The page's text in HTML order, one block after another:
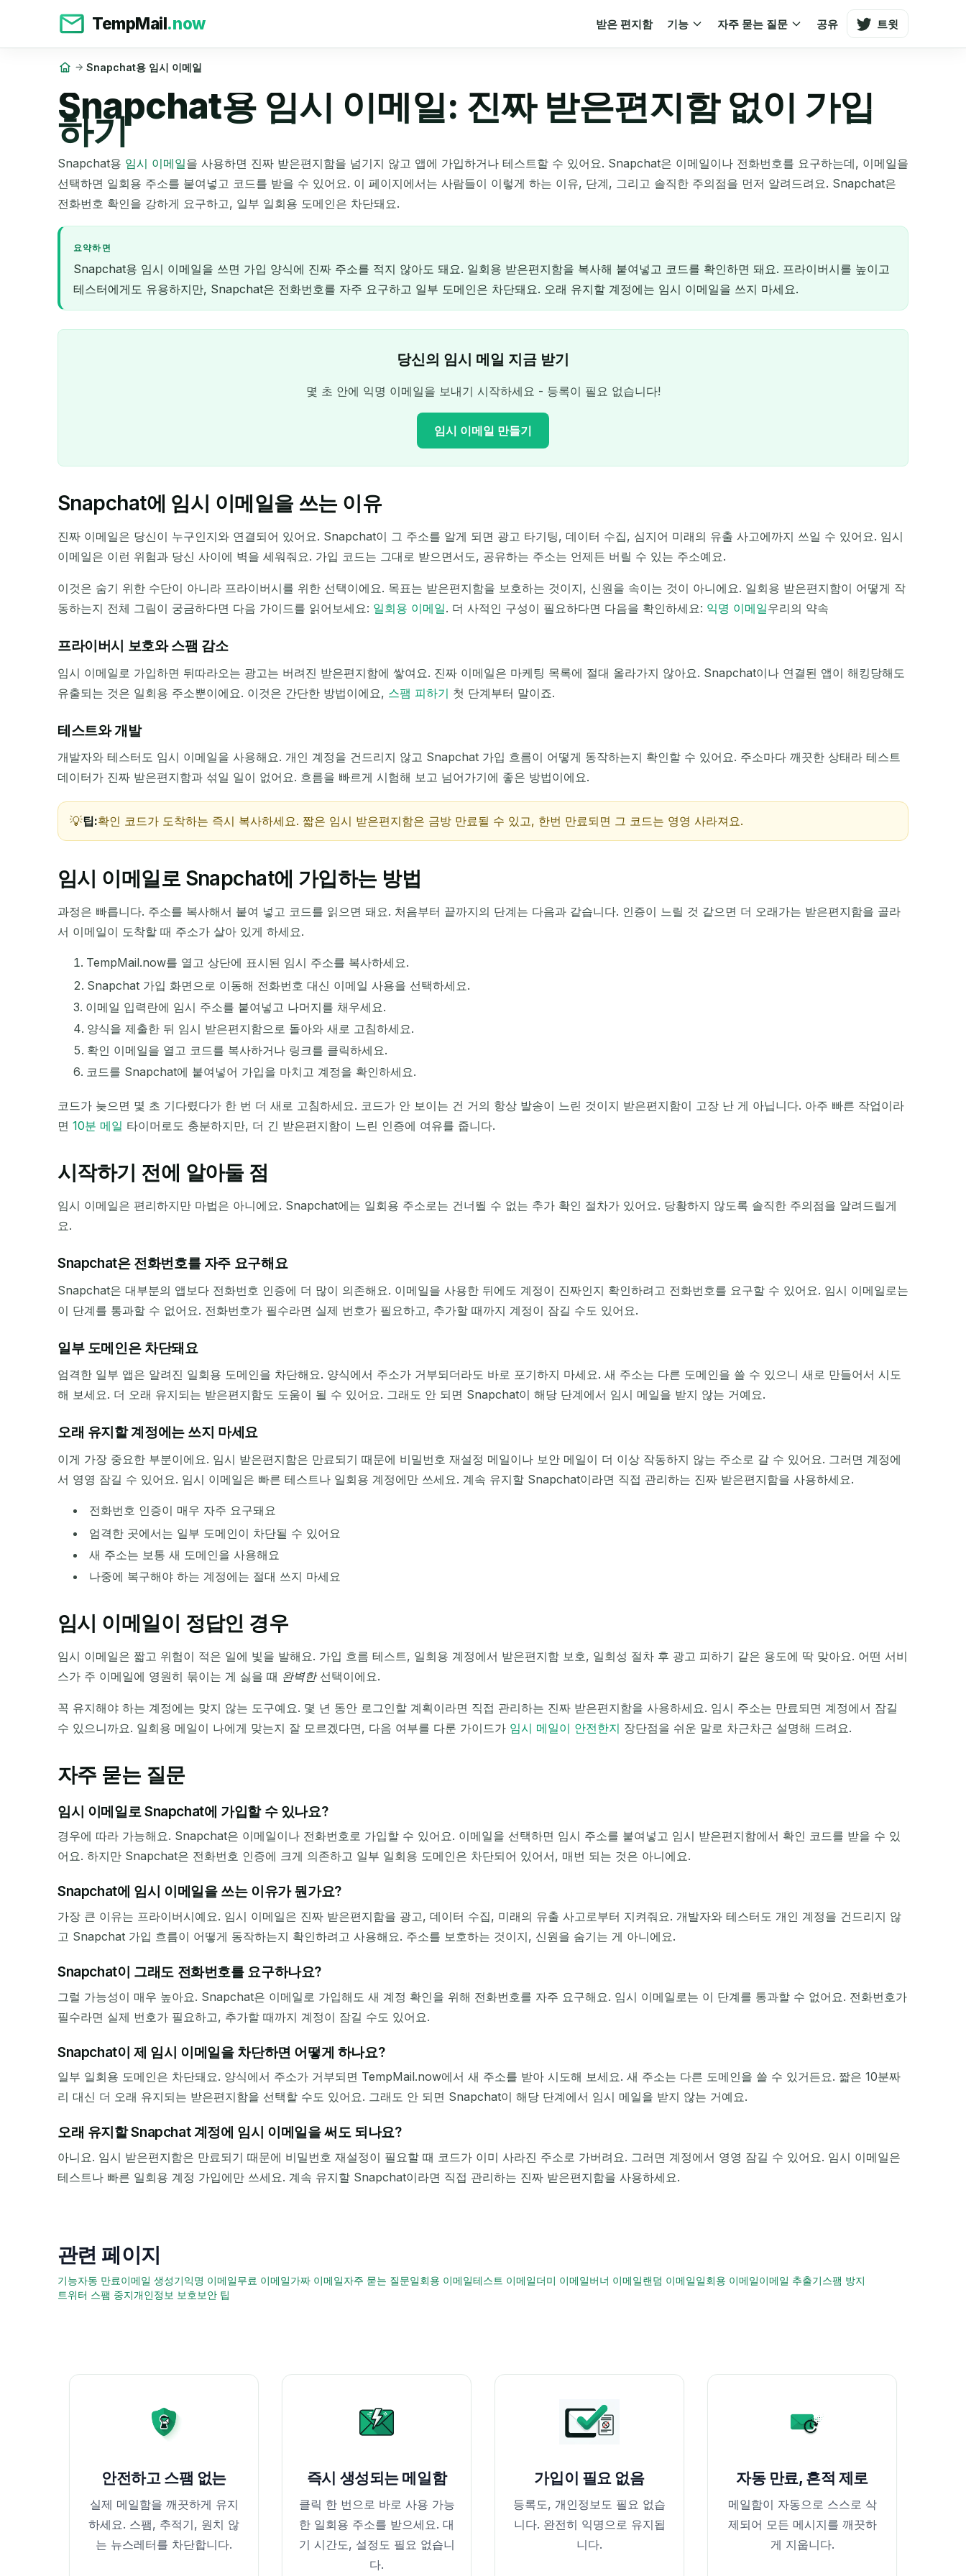
TempMail.now 받은 편지함 기능 자주 묻는 질문 공유 트윗
Snapchat용 임시 이메일
Snapchat용 임시 이메일: 진짜 받은편지함 없이 가입
하기
Snapchat용 임시 이메일을 사용하면 진짜 받은편지함을 넘기지 않고 앱에 가입하거나 테스트할 수 있어요. Snapchat은 이메일이나 전화번호를 요구하는데, 이메일을
선택하면 일회용 주소를 붙여넣고 코드를 받을 수 있어요. 이 페이지에서는 사람들이 이렇게 하는 이유, 단계, 그리고 솔직한 주의점을 먼저 알려드려요. Snapchat은
전화번호 확인을 강하게 요구하고, 일부 일회용 도메인은 차단돼요.
요약하면
Snapchat용 임시 이메일을 쓰면 가입 양식에 진짜 주소를 적지 않아도 돼요. 일회용 받은편지함을 복사해 붙여넣고 코드를 확인하면 돼요. 프라이버시를 높이고
테스터에게도 유용하지만, Snapchat은 전화번호를 자주 요구하고 일부 도메인은 차단돼요. 오래 유지할 계정에는 임시 이메일을 쓰지 마세요.
당신의 임시 메일 지금 받기
몇 초 안에 익명 이메일을 보내기 시작하세요 - 등록이 필요 없습니다!
임시 이메일 만들기
당신의 임시 이메일 주소:
복사 QR
선택한 항목 삭제 이메일 변경 새로 고침
보낸 사람 제목
Snapchat에 임시 이메일을 쓰는 이유
진짜 이메일은 당신이 누구인지와 연결되어 있어요. Snapchat이 그 주소를 알게 되면 광고 타기팅, 데이터 수집, 심지어 미래의 유출 사고에까지 쓰일 수 있어요. 임시
이메일은 이런 위험과 당신 사이에 벽을 세워줘요. 가입 코드는 그대로 받으면서도, 공유하는 주소는 언제든 버릴 수 있는 주소예요.
이것은 숨기 위한 수단이 아니라 프라이버시를 위한 선택이에요. 목표는 받은편지함을 보호하는 것이지, 신원을 속이는 것이 아니에요. 일회용 받은편지함이 어떻게 작
동하는지 전체 그림이 궁금하다면 다음 가이드를 읽어보세요: 일회용 이메일. 더 사적인 구성이 필요하다면 다음을 확인하세요: 익명 이메일우리의 약속
프라이버시 보호와 스팸 감소
임시 이메일로 가입하면 뒤따라오는 광고는 버려진 받은편지함에 쌓여요. 진짜 이메일은 마케팅 목록에 절대 올라가지 않아요. Snapchat이나 연결된 앱이 해킹당해도
유출되는 것은 일회용 주소뿐이에요. 이것은 간단한 방법이에요, 스팸 피하기 첫 단계부터 말이죠.
테스트와 개발
개발자와 테스터도 임시 이메일을 사용해요. 개인 계정을 건드리지 않고 Snapchat 가입 흐름이 어떻게 동작하는지 확인할 수 있어요. 주소마다 깨끗한 상태라 테스트
데이터가 진짜 받은편지함과 섞일 일이 없어요. 흐름을 빠르게 시험해 보고 넘어가기에 좋은 방법이에요.
팁:확인 코드가 도착하는 즉시 복사하세요. 짧은 임시 받은편지함은 금방 만료될 수 있고, 한번 만료되면 그 코드는 영영 사라져요.
임시 이메일로 Snapchat에 가입하는 방법
과정은 빠릅니다. 주소를 복사해서 붙여 넣고 코드를 읽으면 돼요. 처음부터 끝까지의 단계는 다음과 같습니다. 인증이 느릴 것 같으면 더 오래가는 받은편지함을 골라
서 이메일이 도착할 때 주소가 살아 있게 하세요.
TempMail.now를 열고 상단에 표시된 임시 주소를 복사하세요.
Snapchat 가입 화면으로 이동해 전화번호 대신 이메일 사용을 선택하세요.
이메일 입력란에 임시 주소를 붙여넣고 나머지를 채우세요.
양식을 제출한 뒤 임시 받은편지함으로 돌아와 새로 고침하세요.
확인 이메일을 열고 코드를 복사하거나 링크를 클릭하세요.
코드를 Snapchat에 붙여넣어 가입을 마치고 계정을 확인하세요.
코드가 늦으면 몇 초 기다렸다가 한 번 더 새로 고침하세요. 코드가 안 보이는 건 거의 항상 발송이 느린 것이지 받은편지함이 고장 난 게 아닙니다. 아주 빠른 작업이라
면 10분 메일 타이머로도 충분하지만, 더 긴 받은편지함이 느린 인증에 여유를 줍니다.
시작하기 전에 알아둘 점
임시 이메일은 편리하지만 마법은 아니에요. Snapchat에는 일회용 주소로는 건너뛸 수 없는 추가 확인 절차가 있어요. 당황하지 않도록 솔직한 주의점을 알려드릴게
요.
Snapchat은 전화번호를 자주 요구해요
Snapchat은 대부분의 앱보다 전화번호 인증에 더 많이 의존해요. 이메일을 사용한 뒤에도 계정이 진짜인지 확인하려고 전화번호를 요구할 수 있어요. 임시 이메일로는
이 단계를 통과할 수 없어요. 전화번호가 필수라면 실제 번호가 필요하고, 추가할 때까지 계정이 잠길 수도 있어요.
일부 도메인은 차단돼요
엄격한 일부 앱은 알려진 일회용 도메인을 차단해요. 양식에서 주소가 거부되더라도 바로 포기하지 마세요. 새 주소는 다른 도메인을 쓸 수 있으니 새로 만들어서 시도
해 보세요. 더 오래 유지되는 받은편지함도 도움이 될 수 있어요. 그래도 안 되면 Snapchat이 해당 단계에서 임시 메일을 받지 않는 거예요.
오래 유지할 계정에는 쓰지 마세요
이게 가장 중요한 부분이에요. 임시 받은편지함은 만료되기 때문에 비밀번호 재설정 메일이나 보안 메일이 더 이상 작동하지 않는 주소로 갈 수 있어요. 그러면 계정에
서 영영 잠길 수 있어요. 임시 이메일은 빠른 테스트나 일회용 계정에만 쓰세요. 계속 유지할 Snapchat이라면 직접 관리하는 진짜 받은편지함을 사용하세요.
전화번호 인증이 매우 자주 요구돼요
엄격한 곳에서는 일부 도메인이 차단될 수 있어요
새 주소는 보통 새 도메인을 사용해요
나중에 복구해야 하는 계정에는 절대 쓰지 마세요
임시 이메일이 정답인 경우
임시 이메일은 짧고 위험이 적은 일에 빛을 발해요. 가입 흐름 테스트, 일회용 계정에서 받은편지함 보호, 일회성 절차 후 광고 피하기 같은 용도에 딱 맞아요. 어떤 서비
스가 주 이메일에 영원히 묶이는 게 싫을 때 완벽한선택이에요.
꼭 유지해야 하는 계정에는 맞지 않는 도구예요. 몇 년 동안 로그인할 계획이라면 직접 관리하는 진짜 받은편지함을 사용하세요. 임시 주소는 만료되면 계정에서 잠길
수 있으니까요. 일회용 메일이 나에게 맞는지 잘 모르겠다면, 다음 여부를 다룬 가이드가 임시 메일이 안전한지 장단점을 쉬운 말로 차근차근 설명해 드려요.
자주 묻는 질문
임시 이메일로 Snapchat에 가입할 수 있나요?
경우에 따라 가능해요. Snapchat은 이메일이나 전화번호로 가입할 수 있어요. 이메일을 선택하면 임시 주소를 붙여넣고 임시 받은편지함에서 확인 코드를 받을 수 있
어요. 하지만 Snapchat은 전화번호 인증에 크게 의존하고 일부 일회용 도메인은 차단되어 있어서, 매번 되는 것은 아니에요.
Snapchat에 임시 이메일을 쓰는 이유가 뭔가요?
가장 큰 이유는 프라이버시예요. 임시 이메일은 진짜 받은편지함을 광고, 데이터 수집, 미래의 유출 사고로부터 지켜줘요. 개발자와 테스터도 개인 계정을 건드리지 않
고 Snapchat 가입 흐름이 어떻게 동작하는지 확인하려고 사용해요. 주소를 보호하는 것이지, 신원을 숨기는 게 아니에요.
Snapchat이 그래도 전화번호를 요구하나요?
그럴 가능성이 매우 높아요. Snapchat은 이메일로 가입해도 새 계정 확인을 위해 전화번호를 자주 요구해요. 임시 이메일로는 이 단계를 통과할 수 없어요. 전화번호가
필수라면 실제 번호가 필요하고, 추가할 때까지 계정이 잠길 수도 있어요.
Snapchat이 제 임시 이메일을 차단하면 어떻게 하나요?
일부 일회용 도메인은 차단돼요. 양식에서 주소가 거부되면 TempMail.now에서 새 주소를 받아 시도해 보세요. 새 주소는 다른 도메인을 쓸 수 있거든요. 짧은 10분짜
리 대신 더 오래 유지되는 받은편지함을 선택할 수도 있어요. 그래도 안 되면 Snapchat이 해당 단계에서 임시 메일을 받지 않는 거예요.
오래 유지할 Snapchat 계정에 임시 이메일을 써도 되나요?
아니요. 임시 받은편지함은 만료되기 때문에 비밀번호 재설정이 필요할 때 코드가 이미 사라진 주소로 가버려요. 그러면 계정에서 영영 잠길 수 있어요. 임시 이메일은
테스트나 빠른 일회용 계정 가입에만 쓰세요. 계속 유지할 Snapchat이라면 직접 관리하는 진짜 받은편지함을 사용하세요.
관련 페이지
기능자동 만료이메일 생성기익명 이메일무료 이메일가짜 이메일자주 묻는 질문일회용 이메일테스트 이메일더미 이메일버너 이메일랜덤 이메일일회용 이메일이메일 추출기스팸 방지
트위터 스팸 중지개인정보 보호보안 팁
안전하고 스팸 없는
실제 메일함을 깨끗하게 유지
하세요. 스팸, 추적기, 원치 않
는 뉴스레터를 차단합니다.
즉시 생성되는 메일함
클릭 한 번으로 바로 사용 가능
한 일회용 주소를 받으세요. 대
기 시간도, 설정도 필요 없습니
다.
가입이 필요 없음
등록도, 개인정보도 필요 없습
니다. 완전히 익명으로 유지됩
니다.
자동 만료, 흔적 제로
메일함이 자동으로 스스로 삭
제되어 모든 메시지를 깨끗하
게 지웁니다.